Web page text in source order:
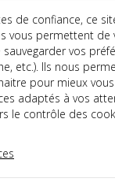
de confiance, ce
vous permettent de
vos
etc.). Ils nous
pour mieux
adaptés à vos
le contrôle des